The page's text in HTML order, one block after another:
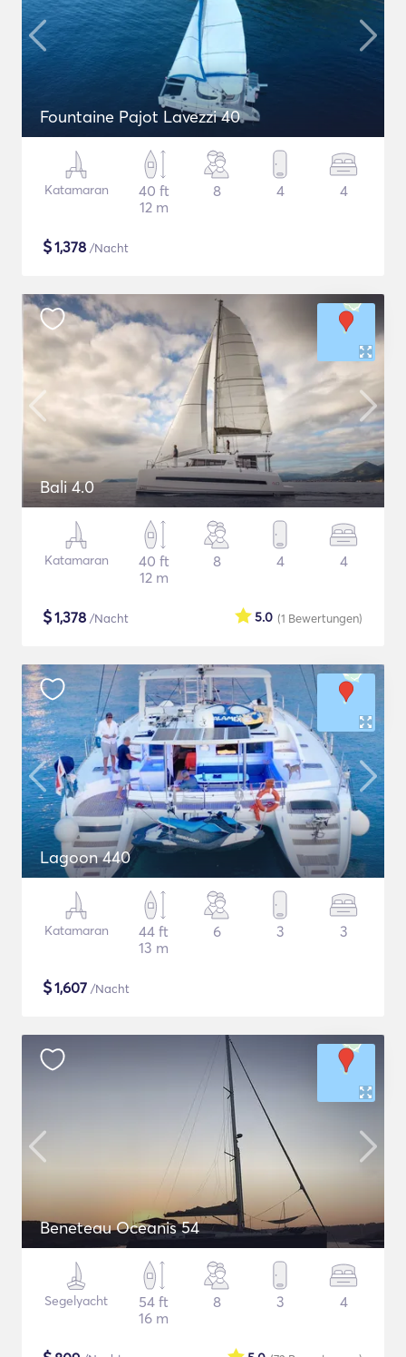
Fountaine Pajot Lavezzi 40
Katamaran
40 ft
12 m
8 4 4
$1,378 /Nacht
Bali 4.0
Katamaran
40 ft
12 m
8 4 4
$1,378 /Nacht (1 Bewertungen)
5.0
Lagoon 440
Katamaran
44 ft
13 m
6 3 3
$1,607 /Nacht
Beneteau Oceanis 54
Segelyacht
54 ft
16 m
8 3 4